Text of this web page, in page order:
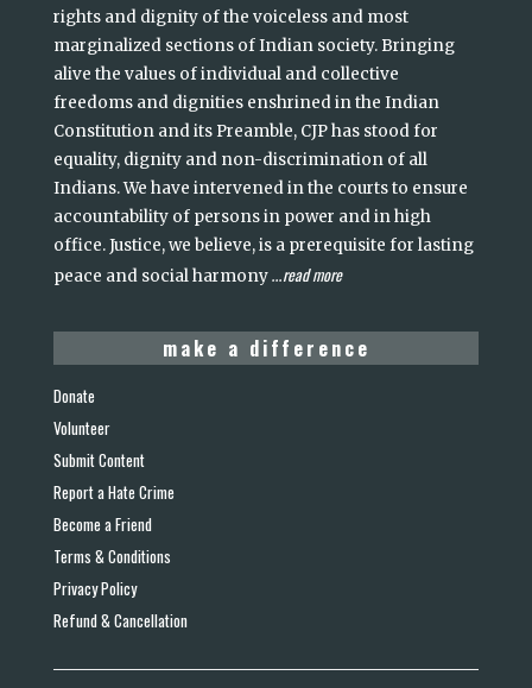
rights and dignity of the voiceless and most
marginalized sections of Indian society. Bringing
alive the values of individual and collective
freedoms and dignities enshrined in the Indian
Constitution and its Preamble, CJP has stood for
equality, dignity and non-discrimination of all
Indians. We have intervened in the courts to ensure
accountability of persons in power and in high
office. Justice, we believe, is a prerequisite for lasting
peace and social harmony...read more
make a difference
Donate
Volunteer
Submit Content
Report a Hate Crime
Become a Friend
Terms & Conditions
Privacy Policy
Refund & Cancellation